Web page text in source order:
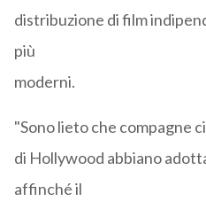
distribuzione di film
più
moderni.
"Sono lieto che compagne
di Hollywood abbiano
affinché il